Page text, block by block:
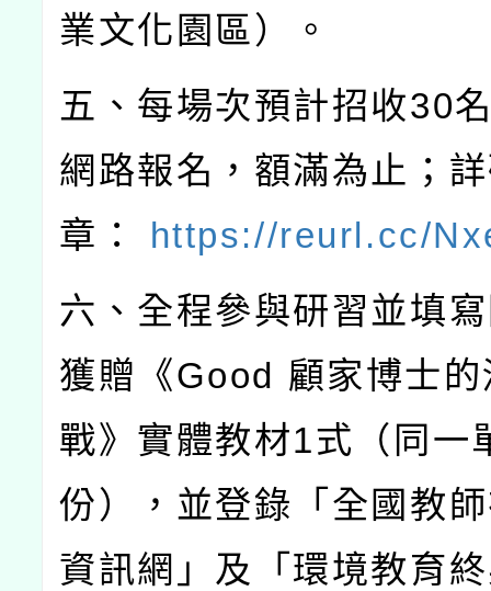
業文化園區）。
五、每場次預計招收30
網路報名，額滿為止；
章：
https://reurl.cc/
六、全程參與研習並填
獲贈《Good 顧家博士
戰》實體教材1式（同一
份），並登錄「全國教
資訊網」及「環境教育